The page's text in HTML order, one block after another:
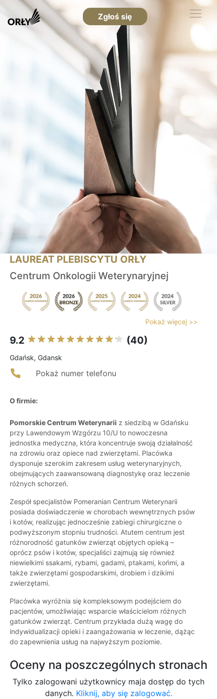
Zgłoś się
LAUREAT PLEBISCYTU ORŁY
Centrum Onkologii Weterynaryjnej
Pokaż więcej >>
9.2 (40)
Gdańsk, Gdansk
Pokaż numer telefonu
O firmie:
Pomorskie Centrum Weterynarii z siedzibą w Gdańsku
przy Lawendowym Wzgórzu 10/U to nowoczesna
jednostka medyczna, która koncentruje swoją działalność
na zdrowiu oraz opiece nad zwierzętami. Placówka
dysponuje szerokim zakresem usług weterynaryjnych,
obejmujących zaawansowaną diagnostykę oraz leczenie
różnych schorzeń.
Zespół specjalistów Pomeranian Centrum Weterynarii
posiada doświadczenie w chorobach wewnętrznych psów
i kotów, realizując jednocześnie zabiegi chirurgiczne o
podwyższonym stopniu trudności. Atutem centrum jest
różnorodność gatunków zwierząt objętych opieką –
oprócz psów i kotów, specjaliści zajmują się również
niewielkimi ssakami, rybami, gadami, ptakami, końmi, a
także zwierzętami gospodarskimi, drobiem i dzikimi
zwierzętami.
Placówka wyróżnia się kompleksowym podejściem do
pacjentów, umożliwiając wsparcie właścicielom różnych
gatunków zwierząt. Centrum przykłada dużą wagę do
indywidualizacji opieki i zaangażowania w leczenie, dążąc
do zapewnienia usług na najwyższym poziomie.
Oceny na poszczególnych stronach
Tylko zalogowani użytkownicy maja dostęp do tych
danych. Kliknij, aby się zalogować.